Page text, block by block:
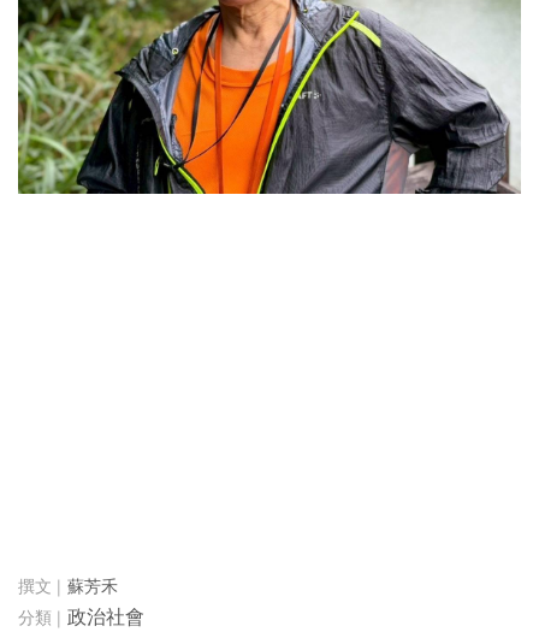
蘇芳禾
政治社會